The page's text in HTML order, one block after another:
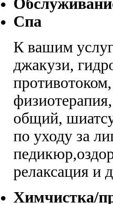
Спа
К вашим
джакузи,
общий,
по уходу за
релаксация и
Химчистка/